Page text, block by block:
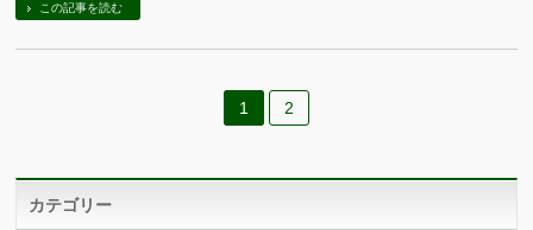
この記事を読む
1 2
カテゴリー